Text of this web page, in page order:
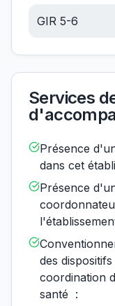
GIR 5-6
Services
Présence
dans cet
Présence
des
coordination
santé :